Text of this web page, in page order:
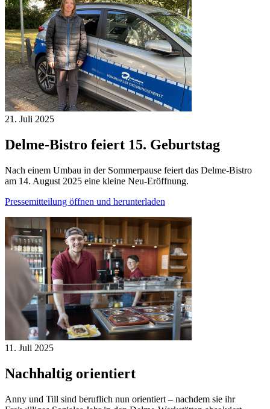
21. Juli 2025
Delme-Bistro feiert 15. Geburtstag
Nach einem Umbau in der Sommerpause feiert das Delme-Bistro
am 14. August 2025 eine kleine Neu-Eröffnung.
Pressemitteilung öffnen und herunterladen
11. Juli 2025
Nachhaltig orientiert
Anny und Till sind beruflich nun orientiert – nachdem sie ihr